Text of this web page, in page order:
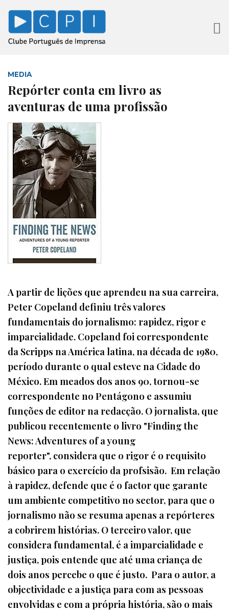
MEDIA
Repórter conta em livro as
aventuras de uma profissão
A partir de lições que aprendeu na sua carreira,
Peter Copeland definiu três valores
fundamentais do jornalismo: rapidez, rigor e
imparcialidade. Copeland foi correspondente
da Scripps na América latina, na década de 1980,
período durante o qual esteve na Cidade do
México. Em meados dos anos 90, tornou-se
correspondente no Pentágono e assumiu
funções de editor na redacção. O jornalista, que
publicou recentemente o livro "Finding the
News: Adventures of a young
reporter", considera que o rigor é o requisito
básico para o exercício da profsisão. Em relação
à rapidez, defende que é o factor que garante
um ambiente competitivo no sector, para que o
jornalismo não se resuma apenas a repórteres
a cobrirem histórias. O terceiro valor, que
considera fundamental, é a imparcialidade e
justiça, pois entende que até uma criança de
dois anos percebe o que é justo. Para o autor, a
objectividade e a justiça para com as pessoas
envolvidas e com a própria história, são o mais